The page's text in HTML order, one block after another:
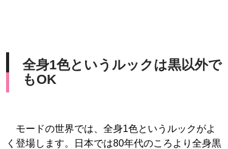
全身1色というルックは黒以外で
もOK
モードの世界では、全身1色というルックがよ
く登場します。日本では80年代のころより全身黒